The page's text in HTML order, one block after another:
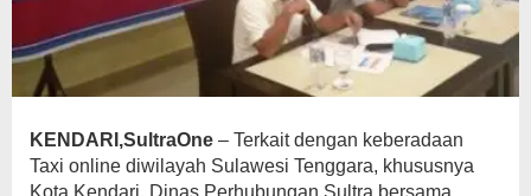
KENDARI,SultraOne – Terkait dengan keberadaan
Taxi online diwilayah Sulawesi Tenggara, khususnya
Kota Kendari, Dinas Perhubungan Sultra bersama